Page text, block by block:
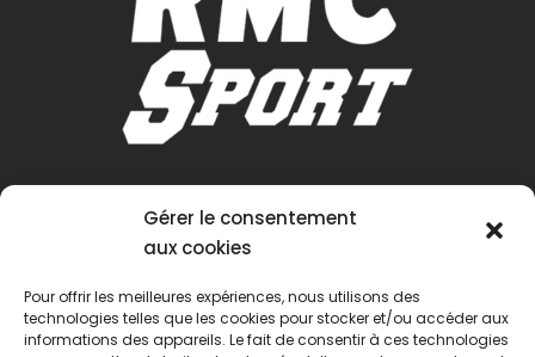
Gérer le consentement
aux cookies
Pour offrir les meilleures expériences, nous utilisons des
technologies telles que les cookies pour stocker et/ou accéder aux
informations des appareils. Le fait de consentir à ces technologies